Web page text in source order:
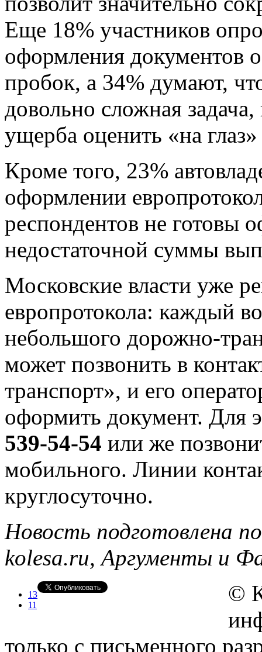
Еще 18% участников
оформления документов
пробок, а 34% думают,
довольно сложная
ущерба оценить «на
Кроме того, 23%
оформлении
респондентов не готовы
недостаточной суммы
Московские власти уже
европротокола: каждый
небольшого дорожно-
может позвонить в
транспорт», и его
оформить документ. Для
539-54-54 или же
мобильного. Линии
круглосуточно.
Новость подготовлена
kolesa.ru, Аргументы и
13
11
©
только с письменного